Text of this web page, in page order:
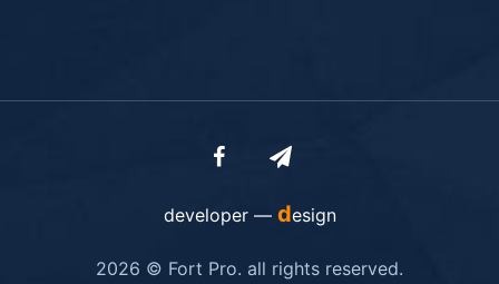
developer — design
2026 © Fort Pro. all rights reserved.